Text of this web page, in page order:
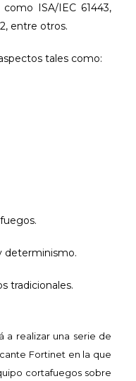
como ISA/IEC 61443,
entre otros.
tales como:
determinismo.
tradicionales.
a realizar una serie de
Fortinet en la que
cortafuegos sobre